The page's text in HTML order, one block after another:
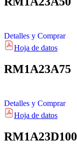
Detalles y Comprar
Hoja de datos
RM1A23A75
Detalles y Comprar
Hoja de datos
RM1A23D100